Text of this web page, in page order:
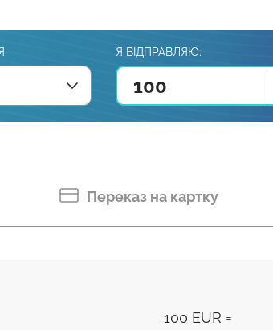
Я ВІДПРАВЛЯЮ:
Переказ на картку
100 EUR =